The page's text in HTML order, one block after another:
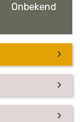
Onbekend